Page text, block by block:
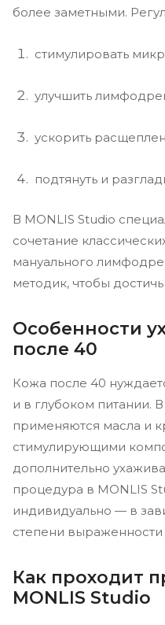
более заметными.
стимулировать
улучшить
ускорить
подтянуть и
В MONLIS Studio
сочетание
мануального
методик, чтобы
Особенности
после 40
Кожа после 40
и в глубоком питании.
применяются масла и
стимулирующими
дополнительно
процедура в MONLIS
индивидуально — в
степени выраженности
Как проходит
MONLIS Studio